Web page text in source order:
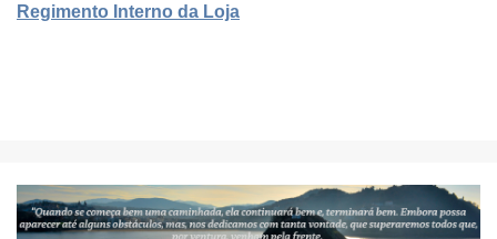
Regimento Interno da Loja